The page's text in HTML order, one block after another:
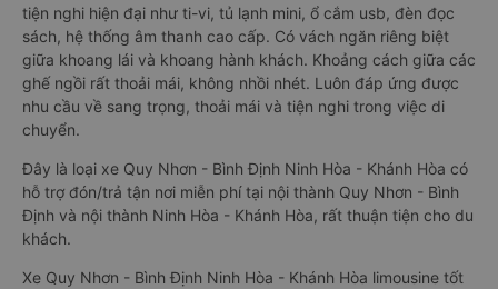
tiện nghi hiện đại như ti-vi, tủ lạnh mini, ổ cắm usb, đèn đọc
sách, hệ thống âm thanh cao cấp. Có vách ngăn riêng biệt
giữa khoang lái và khoang hành khách. Khoảng cách giữa các
ghế ngồi rất thoải mái, không nhồi nhét. Luôn đáp ứng được
nhu cầu về sang trọng, thoải mái và tiện nghi trong việc di
chuyển.
Đây là loại xe Quy Nhơn - Bình Định Ninh Hòa - Khánh Hòa có
hỗ trợ đón/trả tận nơi miễn phí tại nội thành Quy Nhơn - Bình
Định và nội thành Ninh Hòa - Khánh Hòa, rất thuận tiện cho du
khách.
Xe Quy Nhơn - Bình Định Ninh Hòa - Khánh Hòa limousine tốt